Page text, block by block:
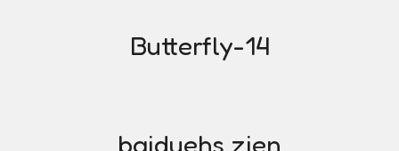
Butterfly-14
baiduehs zien